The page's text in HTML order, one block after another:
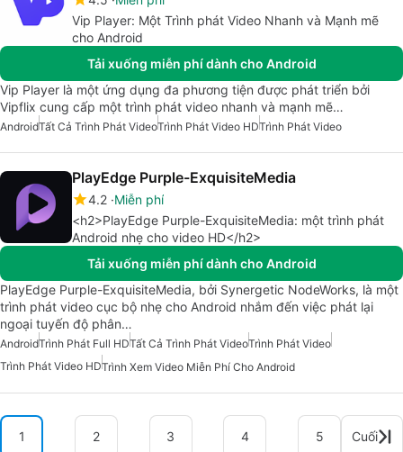
Vip Player: Một Trình phát Video Nhanh và Mạnh mẽ
cho Android
Tải xuống miễn phí dành cho Android
Vip Player là một ứng dụng đa phương tiện được phát triển bởi
Vipflix cung cấp một trình phát video nhanh và mạnh mẽ…
AndroidTất Cả Trình Phát VideoTrình Phát Video HDTrình Phát Video
PlayEdge Purple-ExquisiteMedia
4.2 Miễn phí
<h2>PlayEdge Purple-ExquisiteMedia: một trình phát
Android nhẹ cho video HD</h2>
Tải xuống miễn phí dành cho Android
PlayEdge Purple-ExquisiteMedia, bởi Synergetic NodeWorks, là một
trình phát video cục bộ nhẹ cho Android nhắm đến việc phát lại
ngoại tuyến độ phân…
AndroidTrình Phát Full HDTất Cả Trình Phát VideoTrình Phát Video
Trình Phát Video HDTrình Xem Video Miễn Phí Cho Android
1 2 3 4 5 Cuối